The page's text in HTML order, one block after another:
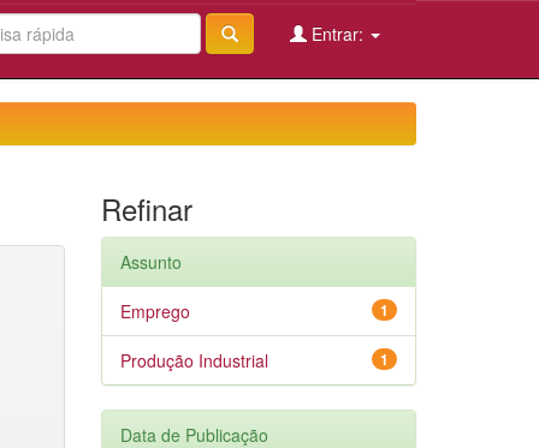
Entrar:
Refinar
Assunto
1
Emprego
1
Produção Industrial
Data de Publicação